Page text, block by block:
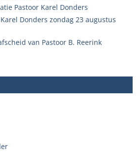
Pastoor Karel Donders
Donders zondag 23 augustus
van Pastoor B. Reerink